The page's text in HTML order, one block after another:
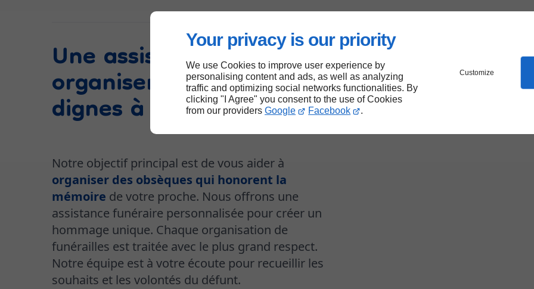
Your privacy is our priority
We use Cookies to improve user experience by
personalising content and ads, as well as analyzing
traffic and optimizing social networks functionalities. By
clicking "I Agree" you consent to the use of Cookies
from our providers Google Facebook .
Customize
Une assistance pour
organiser des obsèques
dignes à Solomiac
Notre objectif principal est de vous aider à
organiser des obsèques qui honorent la
mémoire de votre proche. Nous offrons une
assistance funéraire personnalisée pour créer un
hommage unique. Chaque organisation de
funérailles est traitée avec le plus grand respect.
Notre équipe est à votre écoute pour recueillir les
souhaits et les volontés du défunt.